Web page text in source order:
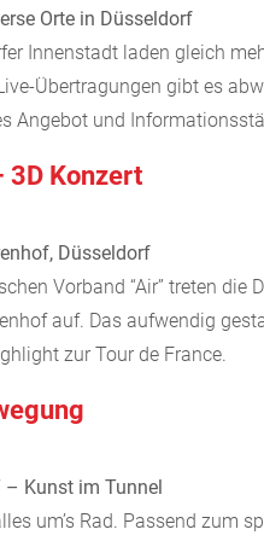
Orte in Düsseldorf
Innenstadt laden gleich
Übertragungen gibt es
Angebot und
3D Konzert
Düsseldorf
Vorband “Air” treten die
auf. Das aufwendig
zur Tour de France.
Kunst im Tunnel
um’s Rad. Passend zum